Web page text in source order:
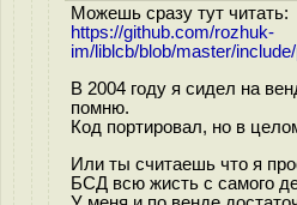
Можешь сразу тут читать:
https://github.com/rozhuk-
im/liblcb/blob/master/
В 2004 году я сидел на
помню.
Код портировал, но в
Или ты считаешь что я
БСД всю жисть с самого